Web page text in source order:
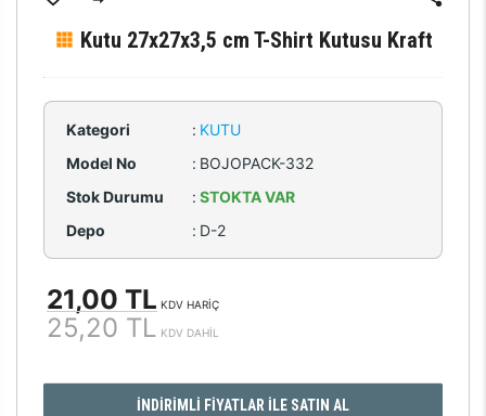
Kutu 27x27x3,5 cm T-Shirt Kutusu Kraft
Kategori : KUTU
Model No
: BOJOPACK-332
Stok Durumu
: STOKTA VAR
Depo
: D-2
21,00 TL KDV HARİÇ
25,20 TL KDV DAHİL
İNDİRİMLİ FİYATLAR İLE SATIN AL